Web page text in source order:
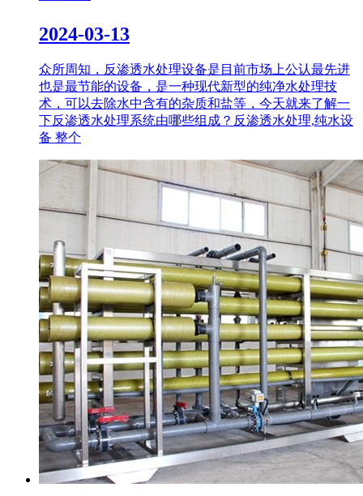
2024-03-13
众所周知，反渗透水处理设备是目前市场上公认最先进
也是最节能的设备，是一种现代新型的纯净水处理技
术，可以去除水中含有的杂质和盐等，今天就来了解一
下反渗透水处理系统由哪些组成？反渗透水处理,纯水设
备 整个